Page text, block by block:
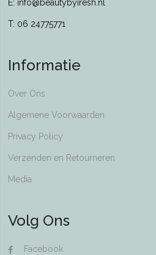
E: info@beautybyiresh.nl
T: 06 24775771
Informatie
Over Ons
Algemene Voorwaarden
Privacy Policy
Verzenden en Retourneren
Media
Volg Ons
Facebook